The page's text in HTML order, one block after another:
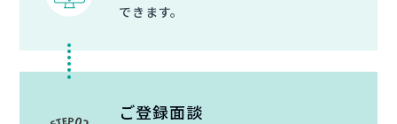
できます。
ご登録面談